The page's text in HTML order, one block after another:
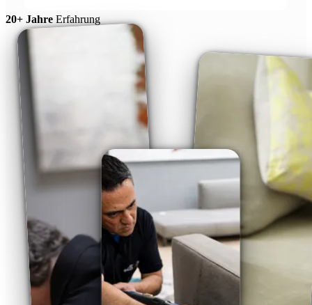
20+ Jahre Erfahrung